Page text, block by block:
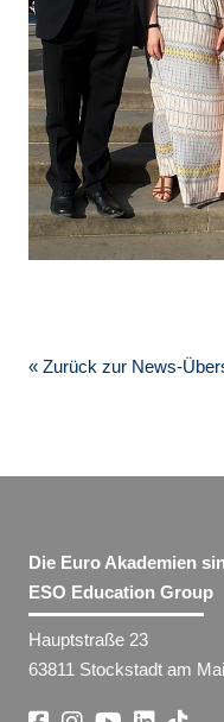
« Zurück zur News-
Die Euro Akademien
ESO Education Group
Hauptstraße 23
63811 Stockstadt am